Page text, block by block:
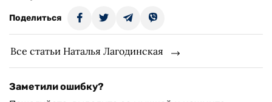
Поделиться
Все статьи Наталья Лагодинская
Заметили ошибку?